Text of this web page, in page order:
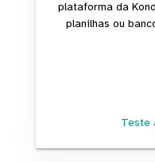
plataforma da
planilhas ou
Teste